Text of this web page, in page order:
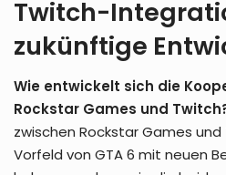
Twitch-
zukünftige
Wie entwickelt sich die
Rockstar Games und
zwischen Rockstar Games
Vorfeld von GTA 6 mit neuen